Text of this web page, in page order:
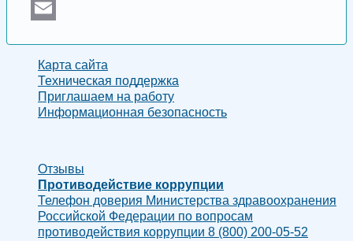
Odnoklassniki
Карта сайта
Техническая поддержка
Приглашаем на работу
Информационная безопасность
Отзывы
Противодействие коррупции
Телефон доверия Министерства здравоохранения
Российской Федерации по вопросам
противодействия коррупции 8 (800) 200-05-52